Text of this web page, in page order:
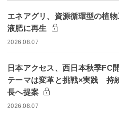
エネアグリ、資源循環型の植
液肥に再生
2026.08.07
日本アクセス、西日本秋季FC
テーマは変革と挑戦×実践 持
長へ提案
2026.08.07